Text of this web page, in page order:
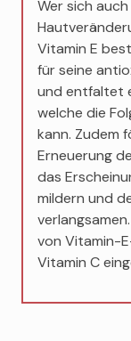
Wer sich
Vitamin E
für seine
und entfaltet
welche die
kann. Zudem
Erneuerung
das
mildern und
von Vitamin-
Vitamin C